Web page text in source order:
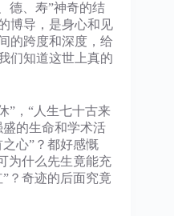
寿”神奇的结
博导，是身心和见
的跨度和深度，给
们知道这世上真的
“人生七十古来
的生命和学术活
心”？都好感慨
为什么先生竟能充
？奇迹的后面究竟